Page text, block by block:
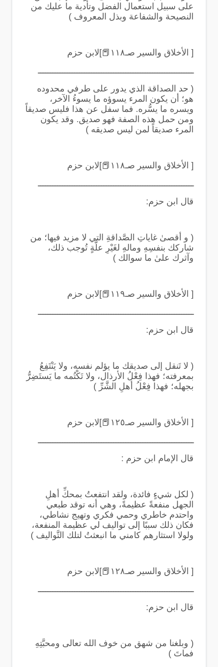
على سبيل استعمال الفضل وتأدية ما عليك من
النصيحة والشفاعة وبذل المعروف )
[ الأخلاق والسير صـ١١٨ 📕]لابن حزم
ــــــــــــــــــــــــــــــــــــــــــــــــــــــــــــــــ
( حد الصداقة الذي يدور على طرفي محدوده
هو؛ أن يكون المرء يسوؤه ما يسوءُ الآخر،
ويسره ما يسُّره. فما سفل عن هذا فليس صديقاً
ومن حمل هذه الصفة فهو صديق. وقد يكون
المرء صديقاً لمن ليس صديقه )
[ الأخلاق والسير صـ١١٨ 📕]لابن حزم
ــــــــــــــــــــــــــــــــــــــــــــــــــــــــــــــــ
قال ابن حزم:
( و أقصىٰ غاياتِ الصَّداقةِ التي لا مزيد فيها؛ من
شاركك بنفسِهِ ومالهِ لغَيْرِ علَّةٍ تُوجب ذلك،
وآثرك علىٰ ما سوالك )
[ الأخلاق والسير صـ١١٩ 📕]لابن حزم
ــــــــــــــــــــــــــــــــــــــــــــــــــــــــــــــــ
قال ابن حزم:
( لا تَنقل إلى صديقك ما يؤلم نفسه، ولا يَنْتَفِعُ
بمعرفته؛ فهذا فِعْلُ الأرذال، ولا تَكْتُمه ما يَستَضِرُّ
بجهله؛ فهذا فِعْلُ أهلِ الشَّرِّ )
[ الأخلاق والسير صـ١٢٥ 📕]لابن حزم
ــــــــــــــــــــــــــــــــــــــــــــــــــــــــــــــــ
‏قال الإمام ابن حزم :
‏( لكل شيءٍ فائدة، ولقد انتفعتُ بمحكِّ أهلِ
الجهل منفعةً عظيمةً، وهي أنه توقد طبعي
واحتدم خاطري وحمي فكري وتهيج نشاطي،
فكان ذلك سببًا إلى تواليف لي عظيمة المنفعة،
ولولا استثارهم كامني ما انبعثتُ لتلك التَّواليف )
‏[ الأخلاق والسير صـ١٢٨ 📕]لابن حزم
ــــــــــــــــــــــــــــــــــــــــــــــــــــــــــــــــ
قال ابن حزم:
( وبلغنا من شهق من خوف الله تعالى ومحبَّتِهِ
فماتَ )